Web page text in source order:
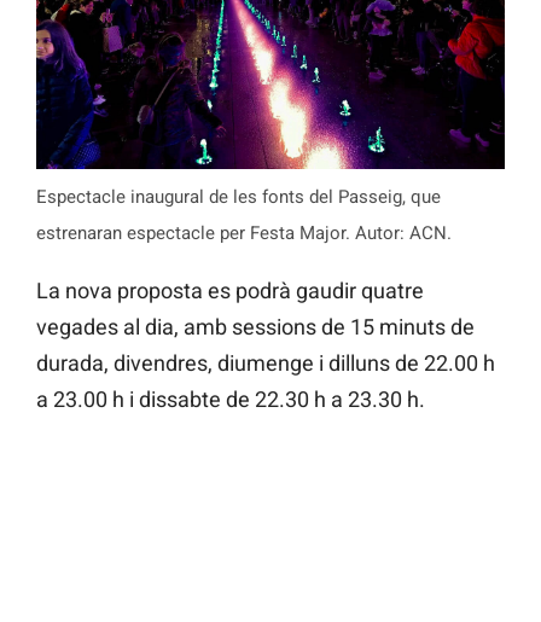
Espectacle inaugural de les fonts del Passeig, que
estrenaran espectacle per Festa Major. Autor: ACN.
La nova proposta es podrà gaudir quatre
vegades al dia, amb sessions de 15 minuts de
durada, divendres, diumenge i dilluns de 22.00 h
a 23.00 h i dissabte de 22.30 h a 23.30 h.